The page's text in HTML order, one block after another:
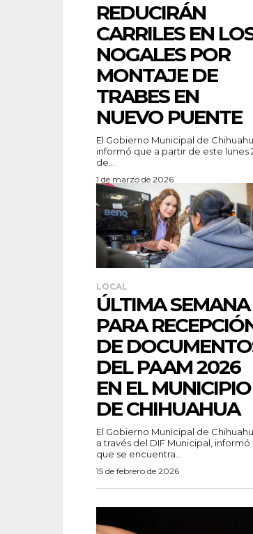
REDUCIRÁN
CARRILES EN
NOGALES POR
MONTAJE DE
TRABES EN
NUEVO PUENTE
El Gobierno Municipal de
informó que a partir de este lunes
de...
1 de marzo de 2026
LOCAL
ÚLTIMA SEMANA
PARA
DE
DEL PAAM 2026
EN EL MUNICIPIO
DE CHIHUAHUA
El Gobierno Municipal de
a través del DIF Municipal, informó
que se encuentra...
15 de febrero de 2026